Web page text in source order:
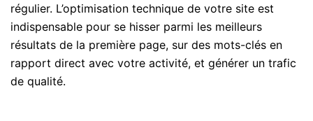
régulier. L’optimisation technique de votre site est
indispensable pour se hisser parmi les meilleurs
résultats de la première page, sur des mots-clés en
rapport direct avec votre activité, et générer un trafic
de qualité.